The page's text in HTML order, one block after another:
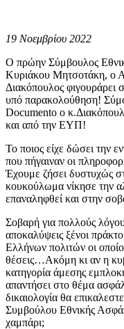
19 Νοεμβρίου 2022
Ο πρώην Σύμβουλος
Κυριάκου Μητσοτάκη, ο
Διακόπουλος φιγουράρει
υπό παρακολούθηση!
Documento ο
και από την ΕΥΠ!
Το ποιος είχε δώσει την
που πήγαιναν οι
Έχουμε ζήσει δυστυχώς
κουκούλωμα νίκησε την
επαναληφθεί και στην
Σοβαρή για πολλούς
αποκαλύψεις ξένοι
Ελλήνων πολιτών οι
θέσεις…Ακόμη κι αν η
κατηγορία άμεσης
απαντήσει στο θέμα
δικαιολογία θα
Συμβούλου Εθνικής
χαμπάρι;